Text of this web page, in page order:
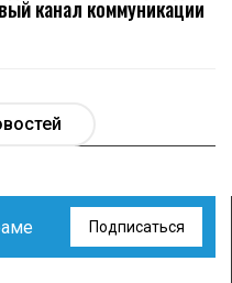
канал коммуникации
Подписаться